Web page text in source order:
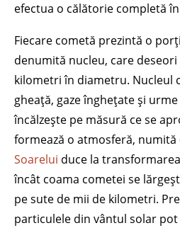
efectua o călătorie completă
Fiecare cometă prezintă o
denumită nucleu, care
kilometri în diametru. Nucleul
gheață, gaze înghețate și
încălzește pe măsură ce se
formează o atmosferă, numită
Soarelui duce la
încât coama cometei se
pe sute de mii de kilometri.
particulele din vântul solar